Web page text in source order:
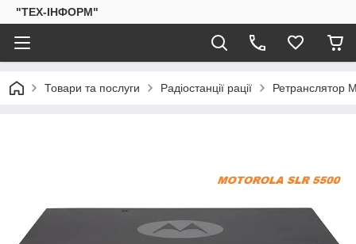
"ТЕХ-ІНФОРМ"
Товари та послуги Радіостанції рації Ретранслятор